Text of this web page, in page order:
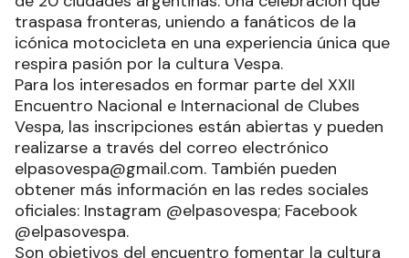
traspasa fronteras, uniendo a fanáticos de la
icónica motocicleta en una experiencia única que
respira pasión por la cultura Vespa.
Para los interesados en formar parte del XXII
Encuentro Nacional e Internacional de Clubes
Vespa, las inscripciones están abiertas y pueden
realizarse a través del correo electrónico
elpasovespa@gmail.com. También pueden
obtener más información en las redes sociales
oficiales: Instagram @elpasovespa; Facebook
@elpasovespa.
Son objetivos del encuentro fomentar la cultura